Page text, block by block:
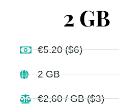
2 GB
€5.20 ($6)
2 GB
€2,60 / GB ($3)